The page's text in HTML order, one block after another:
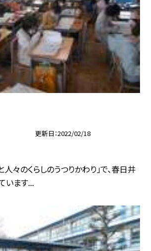
更新日 2022/02/18
々のくらしのうつりかわり」で、春日井
います...